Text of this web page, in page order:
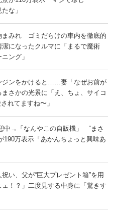
な」
まみれ ゴミだらけの車内を徹底的
になったクルマに「まるで魔術
ング」
ジンをかけると……妻「なぜお前が
さかの光景に「え、ちょ、サイコ
れてますね〜」
中→「なんやこの自販機」 “まさ
190万表示「あかんちょっと興味あ
い、父が“巨大プレゼント箱”を用
？」二度見する中身に「驚きす